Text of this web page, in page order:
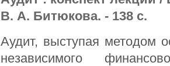
В. А. Битюкова. - 138 с.
Аудит, выступая методом
независимого